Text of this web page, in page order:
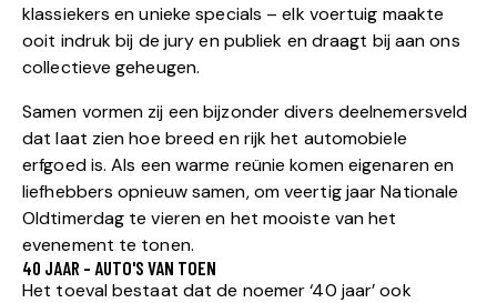
klassiekers en unieke specials – elk voertuig maakte
ooit indruk bij de jury en publiek en draagt bij aan ons
collectieve geheugen.
Samen vormen zij een bijzonder divers deelnemersveld
dat laat zien hoe breed en rijk het automobiele
erfgoed is. Als een warme reünie komen eigenaren en
liefhebbers opnieuw samen, om veertig jaar Nationale
Oldtimerdag te vieren en het mooiste van het
evenement te tonen.
40 JAAR - AUTO'S VAN TOEN
Het toeval bestaat dat de noemer ‘40 jaar’ ook